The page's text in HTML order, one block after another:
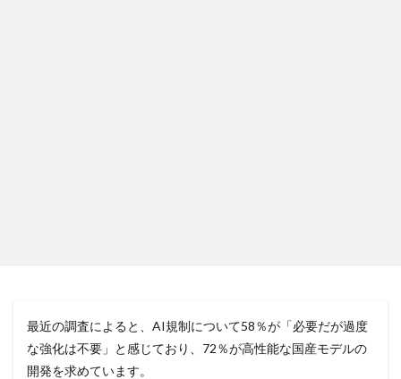
最近の調査によると、AI規制について58％が「必要だが過度
な強化は不要」と感じており、72％が高性能な国産モデルの
開発を求めています。